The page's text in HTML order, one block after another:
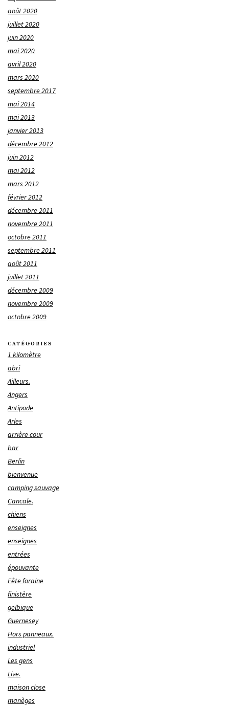
août 2020
juillet 2020
juin 2020
mai 2020
avril 2020
mars 2020
septembre 2017
mai 2014
mai 2013
janvier 2013
décembre 2012
juin 2012
mai 2012
mars 2012
février 2012
décembre 2011
novembre 2011
octobre 2011
septembre 2011
août 2011
juillet 2011
décembre 2009
novembre 2009
octobre 2009
CATÉGORIES
1 kilomètre
abri
Ailleurs.
Angers
Antipode
Arles
arrière cour
bar
Berlin
bienvenue
camping sauvage
Cancale.
chiens
enseignes
enseignes
entrées
épouvante
Fête foraine
finistère
gelbique
Guernesey
Hors panneaux.
industriel
Les gens
Live.
maison close
manèges